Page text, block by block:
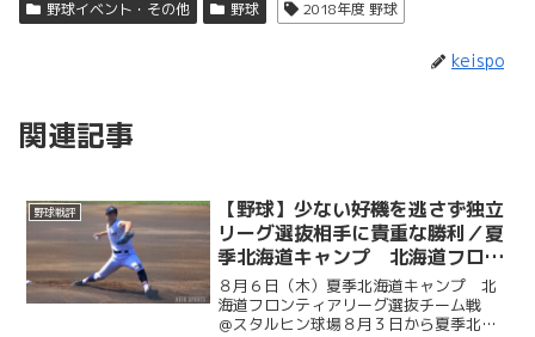
野球イベント・その他 野球 2018年度 野球
keispo
関連記事
野球戦評
【野球】少ない好機を逃さず独立
リーグ選抜相手に貴重な勝利／夏
季北海道キャンプ 北海道フロン
ティアリーグ選抜チーム戦 ＠ス
タルヒン球場
８月６日（木）夏季北海道キャンプ 北
海道フロンティアリーグ選抜チーム戦
＠スタルヒン球場８月３日から夏季北海